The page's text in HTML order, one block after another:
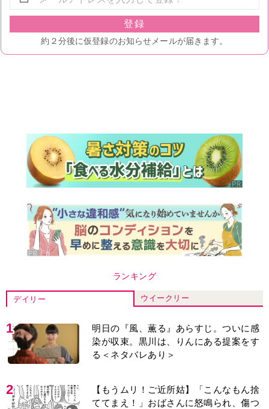
ランキング
デイリー ウイークリー
1
明日の『風、薫る』あらすじ。ついに感
染が収束。黒川は、りんにある提案をす
る＜ネタバレあり＞
2
【もうムリ！ご近所姑】「こんなもん捨
ててまえ！」おばさんに怒鳴られ、傷つ